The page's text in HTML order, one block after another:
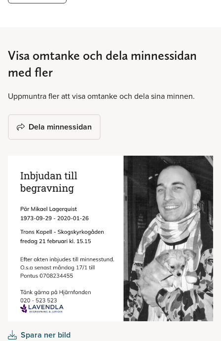
Visa omtanke och dela minnessidan
med fler
Uppmuntra fler att visa omtanke och dela sina minnen.
Dela minnessidan
Spara ner bild